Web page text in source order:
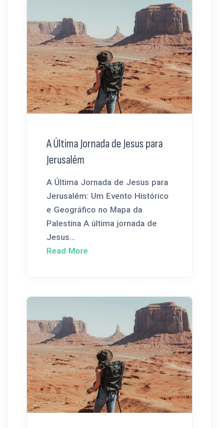
A Última Jornada de Jesus para
Jerusalém
A Última Jornada de Jesus para
Jerusalém: Um Evento Histórico
e Geográfico no Mapa da
Palestina A última jornada de
Jesus...
Read More